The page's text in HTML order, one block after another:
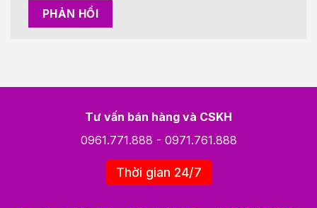
Tư vấn bán hàng và CSKH
0961.771.888 - 0971.761.888
Thời gian 24/7